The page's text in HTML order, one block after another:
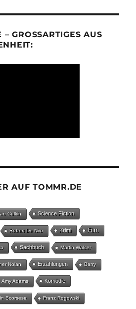
GROSSARTIGES AUS D
AUF TOMMR.DE
Culkin Science Fiction
Robert De Niro Krimi Film
Sachbuch Martin Walser
Nolan Erzählungen Barry
Amy Adams Komödie
Scorsese Franz Rogowski